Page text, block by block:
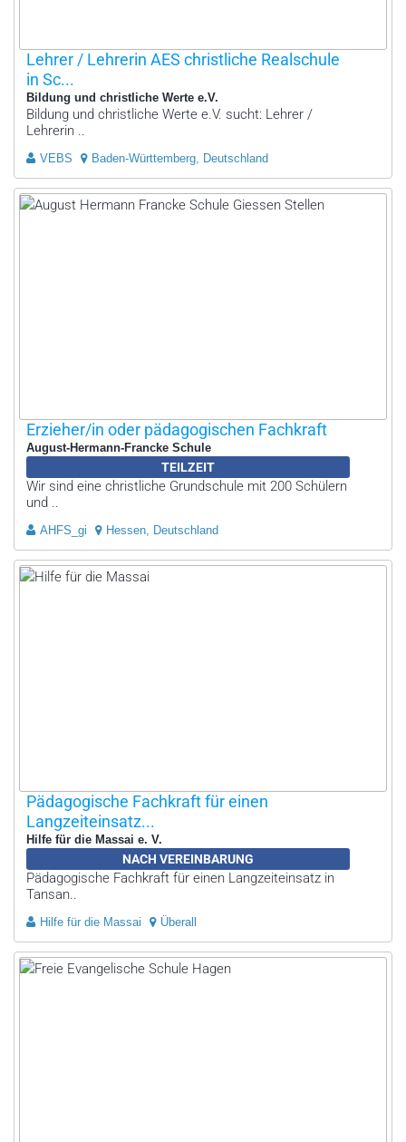
Lehrer / Lehrerin AES christliche Realschule
in Sc...
Bildung und christliche Werte e.V.
Bildung und christliche Werte e.V. sucht: Lehrer /
Lehrerin ..
VEBS Baden-Württemberg, Deutschland
Erzieher/in oder pädagogischen Fachkraft
August-Hermann-Francke Schule
TEILZEIT
Wir sind eine christliche Grundschule mit 200 Schülern
und ..
AHFS_gi Hessen, Deutschland
Pädagogische Fachkraft für einen
Langzeiteinsatz...
Hilfe für die Massai e. V.
NACH VEREINBARUNG
Pädagogische Fachkraft für einen Langzeiteinsatz in
Tansan..
Hilfe für die Massai Überall